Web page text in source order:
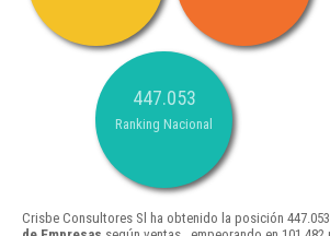
447.053
Ranking Nacional
Crisbe Consultores Sl ha obtenido la posición 447.053